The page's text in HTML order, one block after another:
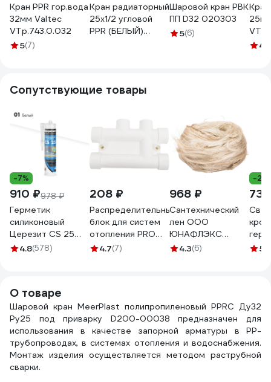
Кран PPR гор.вода
32мм Valtec
VTp.743.0.032
5(7)
Кран радиаторный
25x1/2 угловой
PPR (БЕЛЫЙ)
Шаровой кран РВК
ПП D32 020303
5(6)
Кран
4.6
Сопутствующие товары
-7%
910 ₽978 ₽
Герметик
силиконовый
Церезит CS 25
№01, белая, 280
4.8(578)
208 ₽
Распределительный
блок для систем
отопления PRO
AQUA PP-R белый
4.7(7)
968 ₽
Сантехнический
лен ООО
ЮНАФЛЭКС
ЭКСТРА 500 гр Л/
4.3(6)
-
500
5
О товаре
Шаровой кран MeerPlast полипропиленовый PPRC Ду32
Ру25 под приварку D200-00038 предназначен для
использования в качестве запорной арматуры в РР-
трубопроводах, в системах отопления и водоснабжения.
Монтаж изделия осуществляется методом раструбной
сварки.